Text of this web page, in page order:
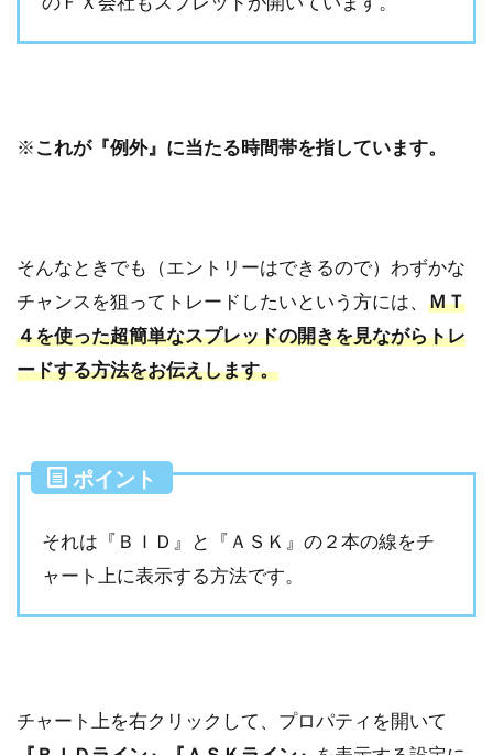
※これが『例外』に当たる時間帯を指しています。
そんなときでも（エントリーはできるので）わずかな
チャンスを狙ってトレードしたいという方には、 ＭＴ
４を使った超簡単なスプレッドの開きを見ながらトレ
ードする方法をお伝えします。
ポイント
それは『ＢＩＤ』と『ＡＳＫ』の２本の線をチ
ャート上に表示する方法です。
チャート上を右クリックして、プロパティを開いて